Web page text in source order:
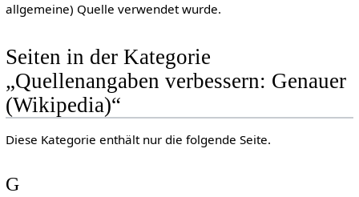
allgemeine) Quelle verwendet wurde.
Seiten in der Kategorie
„Quellenangaben verbessern: Genauer
(Wikipedia)“
Diese Kategorie enthält nur die folgende Seite.
G